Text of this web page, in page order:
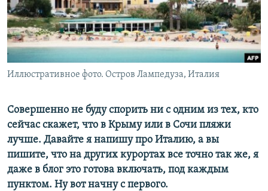
ПОБЕДИТЕЛЕЙ НЕ СУДЯТ?
КРЫМ.НЕПОКОРЕННЫЙ
ELIFBE
УКРАИНСКАЯ ПРОБЛЕМА КРЫМА
ПРИСОЕДИНЯЙТЕСЬ!
Иллюстративное фото. Остров Лампедуза, Италия
Совершенно не буду спорить ни с одним из тех, кто
сейчас скажет, что в Крыму или в Сочи пляжи
лучше. Давайте я напишу про Италию, а вы
пишите, что на других курортах все точно так же, я
даже в блог это готова включать, под каждым
пунктом. Ну вот начну с первого.